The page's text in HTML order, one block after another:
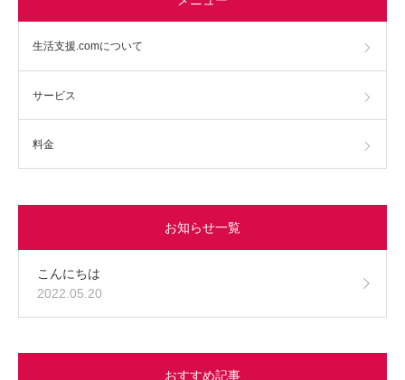
生活支援.comについて
サービス
料金
お知らせ一覧
こんにちは
2022.05.20
おすすめ記事